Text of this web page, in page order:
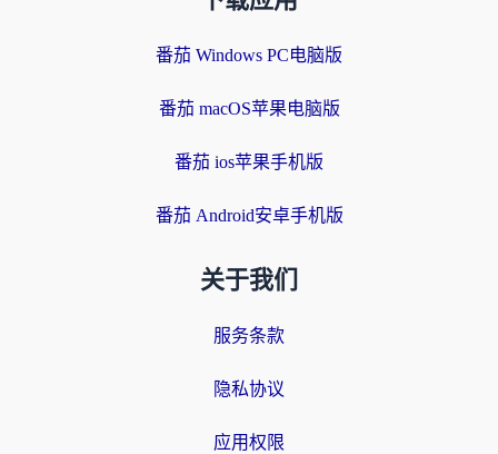
番茄 Windows PC电脑版
番茄 macOS苹果电脑版
番茄 ios苹果手机版
番茄 Android安卓手机版
关于我们
服务条款
隐私协议
应用权限